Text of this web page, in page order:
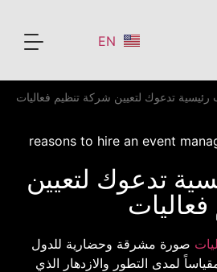
EN
تدعوك لتعيين
صورة مشرقة وحضارية للدول
لمدى التطور والازدهار الذي